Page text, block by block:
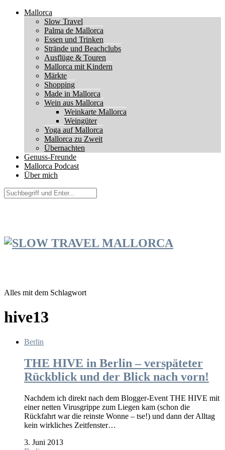
Mallorca
Slow Travel
Palma de Mallorca
Essen und Trinken
Strände und Beachclubs
Ausflüge & Touren
Mallorca mit Kindern
Märkte
Shopping
Made in Mallorca
Wein aus Mallorca
Weinkarte Mallorca
Weingüter
Yoga auf Mallorca
Mallorca zu Zweit
Übernachten
Genuss-Freunde
Mallorca Podcast
Über mich
Alles mit dem Schlagwort
hive13
Berlin
THE HIVE in Berlin – verspäteter
Rückblick und der Blick nach vorn!
Nachdem ich direkt nach dem Blogger-Event THE HIVE mit
einer netten Virusgrippe zum Liegen kam (schon die
Rückfahrt war die reinste Wonne – tse!) und dann der Alltag
kein wirkliches Zeitfenster…
3. Juni 2013